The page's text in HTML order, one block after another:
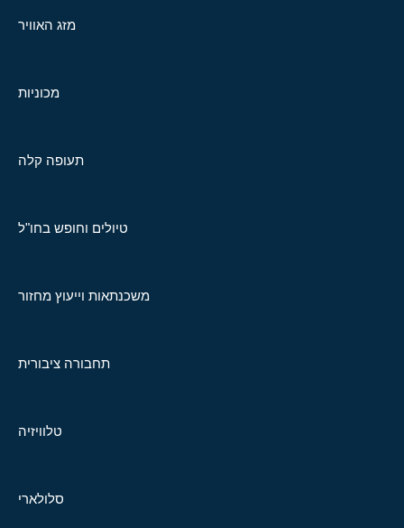
מזג האוויר
מכוניות
תעופה קלה
טיולים וחופש בחו"ל
משכנתאות וייעוץ מחזור
תחבורה ציבורית
טלוויזיה
סלולארי